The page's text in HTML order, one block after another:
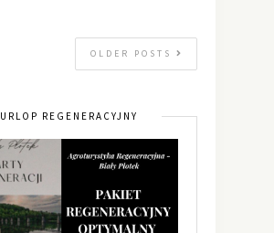
OLDER POSTS
URLOP REGENERACYJNY